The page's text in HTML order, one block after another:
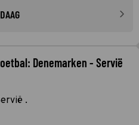
Denemarken - Servië
.